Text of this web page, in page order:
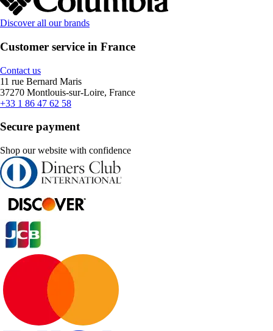
Discover all our brands
Customer service in France
Contact us
11 rue Bernard Maris
37270 Montlouis-sur-Loire, France
+33 1 86 47 62 58
Secure payment
Shop our website with confidence